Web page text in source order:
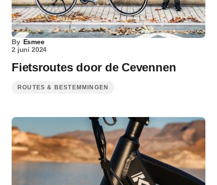
By Esmee
2 juni 2024
Fietsroutes door de Cevennen
ROUTES & BESTEMMINGEN